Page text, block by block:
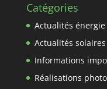
Catégories
Actualités
Actualités
Informations
Réalisations